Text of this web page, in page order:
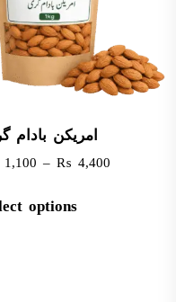
امریکن بادام
1,100 – ₨ 4,400
options